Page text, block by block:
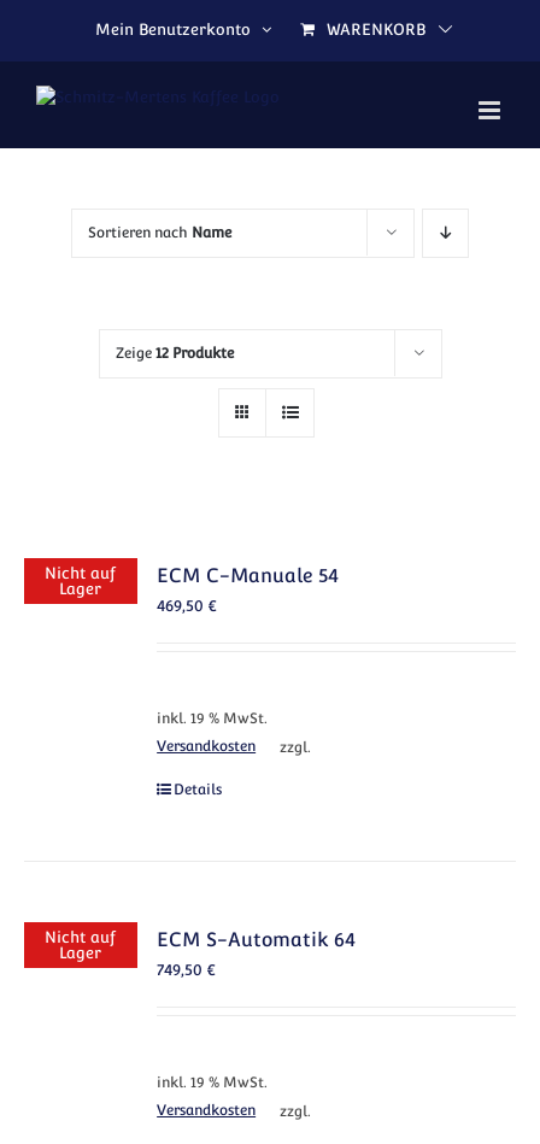
Mein Benutzerkonto
WARENKORB
Sortieren nach Name
Zeige 12 Produkte
Nicht auf
Lager
ECM C-Manuale 54
469,50€
inkl. 19 % MwSt.
zzgl.
Versandkosten
Details
Nicht auf
Lager
ECM S-Automatik 64
749,50€
inkl. 19 % MwSt.
zzgl.
Versandkosten